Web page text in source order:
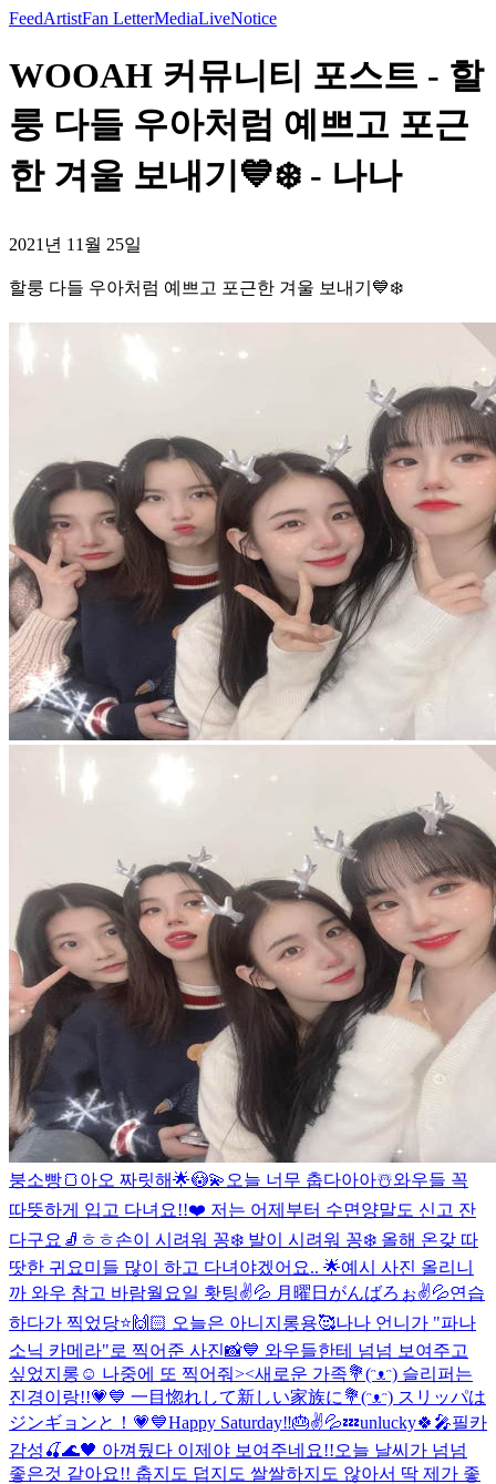
FeedArtistFan LetterMediaLiveNotice
WOOAH 커뮤니티 포스트 - 할
룽 다들 우아처럼 예쁘고 포근
한 겨울 보내기💙❄️ - 나나
2021년 11월 25일
할룽 다들 우아처럼 예쁘고 포근한 겨울 보내기💙❄️
붕소빵🍞 아오 짜릿해🌟😳💫 오늘 너무 춥다아아☃️와우들 꼭
따뜻하게 입고 다녀요!!❤️ 저는 어제부터 수면양말도 신고 잔
다구요🧦ㅎㅎ손이 시려워 꽁❄️ 발이 시려워 꽁❄️ 올해 온갖 따
땃한 귀요미들 많이 하고 다녀야겠어요.. 🌟예시 사진 올리니
까 와우 참고 바람월요일 홧팅✌️💦 月曜日がんばろぉ✌️💦연습
하다가 찍었당⭐️🙌🏻 오늘은 아니지롱용🥰나나 언니가 "파나
소닉 카메라"로 찍어준 사진📸💙 와우들한테 넘넘 보여주고
싶었지롱☺️ 나중에 또 찍어줘><새로운 가족💐(ᵔᴥᵔ) 슬리퍼는
진경이랑!!💗💙 一目惚れして新しい家族に💐(ᵔᴥᵔ) スリッパは
ジンギョンと！💗💙Happy Saturday‼️🎂✌️💦💤unlucky🍀🎤필카
감성🍒🌊🖤 아껴뒀다 이제야 보여주네요!!오늘 날씨가 넘넘
좋은것 같아요!! 춥지도 덥지도 쌀쌀하지도 않아서 딱 제가 좋